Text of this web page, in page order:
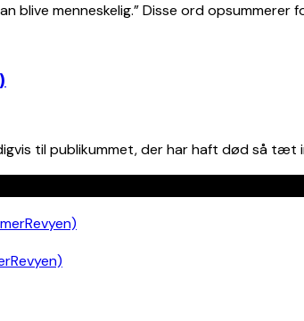
blive menneskelig.” Disse ord
til publikummet, der har haft død så tæt